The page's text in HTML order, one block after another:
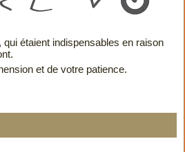
étaient indispensables en raison
et de votre patience.